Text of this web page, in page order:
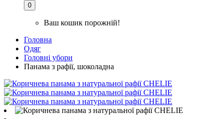
0
Ваш кошик порожній!
Головна
Одяг
Головні убори
Панама з рафії, шоколадна